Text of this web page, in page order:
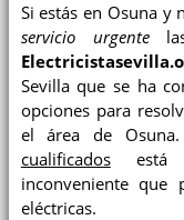
Si estás en Osuna y
servicio urgente
Sevilla que se ha
opciones para
el área de
cualificadosestá
inconveniente que
eléctricas.